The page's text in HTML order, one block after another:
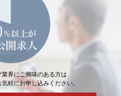
界にご興味のある方は
気軽にお申し込みください。